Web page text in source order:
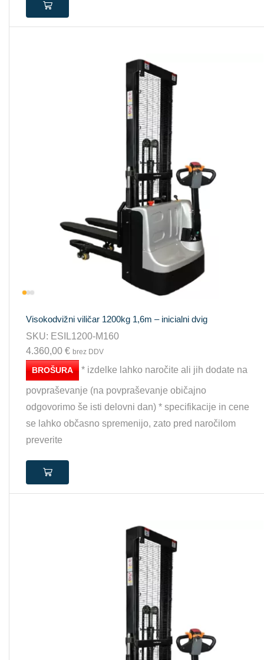
Visokodvižni viličar 1200kg 1,6m – inicialni dvig
SKU: ESIL1200-M160
4.360,00 € brez DDV
BROŠURA * izdelke lahko naročite ali jih dodate na
povpraševanje (na povpraševanje običajno
odgovorimo še isti delovni dan) * specifikacije in cene
se lahko občasno spremenijo, zato pred naročilom
preverite